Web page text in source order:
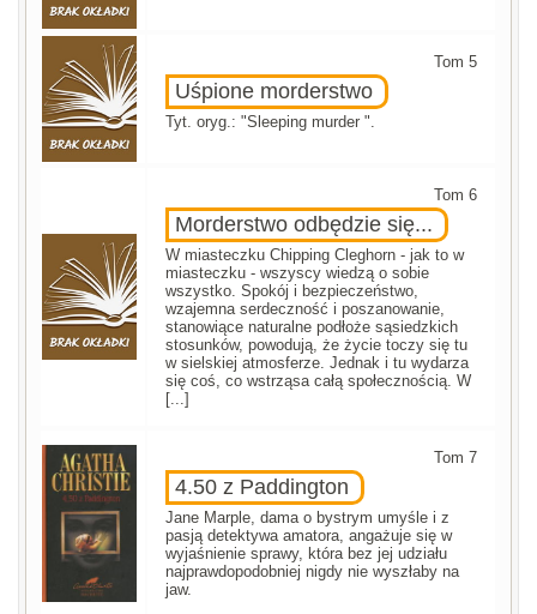
Tom 5
Uśpione morderstwo
Tyt. oryg.: "Sleeping murder ".
Tom 6
Morderstwo odbędzie się...
W miasteczku Chipping Cleghorn - jak to w
miasteczku - wszyscy wiedzą o sobie
wszystko. Spokój i bezpieczeństwo,
wzajemna serdeczność i poszanowanie,
stanowiące naturalne podłoże sąsiedzkich
stosunków, powodują, że życie toczy się tu
w sielskiej atmosferze. Jednak i tu wydarza
się coś, co wstrząsa całą społecznością. W
[...]
Tom 7
4.50 z Paddington
Jane Marple, dama o bystrym umyśle i z
pasją detektywa amatora, angażuje się w
wyjaśnienie sprawy, która bez jej udziału
najprawdopodobniej nigdy nie wyszłaby na
jaw.